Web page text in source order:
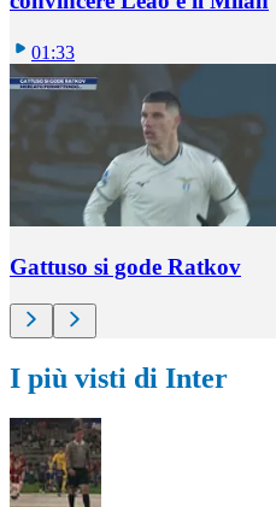
01:33
Gattuso si gode Ratkov
I più visti di Inter